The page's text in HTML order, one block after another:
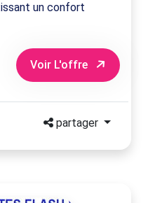
un confort
Voir L'offre
partager